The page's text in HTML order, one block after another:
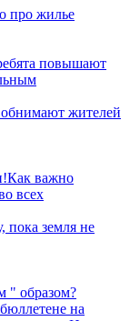
про жилье
повышают
обнимают жителей
важно
всех
пока земля не
" образом?
на